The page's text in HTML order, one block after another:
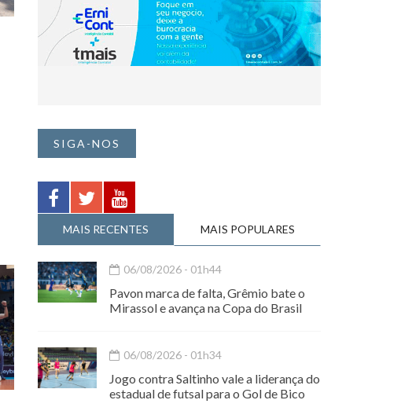
SIGA-NOS
MAIS RECENTES MAIS POPULARES
06/08/2026 - 01h44
Pavon marca de falta, Grêmio bate o
Mirassol e avança na Copa do Brasil
06/08/2026 - 01h34
Jogo contra Saltinho vale a liderança do
estadual de futsal para o Gol de Bico